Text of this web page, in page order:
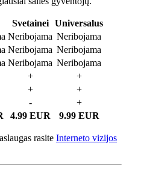
Svetainei
Universalus
Neribojama Neribojama
Neribojama Neribojama
Neribojama Neribojama
+
+
+
+
-
+
4.99 EUR 9.99 EUR
rasite Interneto vizijos